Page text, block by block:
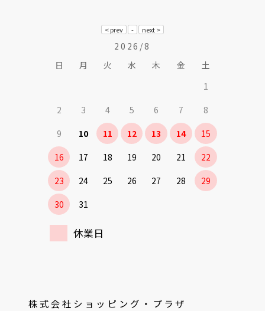
2026/8
日
月 火 水 木 金
土
1
2
3 4 5 6 7
8
9
10 11 12 13 14
15
16
17 18 19 20 21
22
23
24 25 26 27 28
29
30
31
休業日
株式会社ショッピング・プラザ